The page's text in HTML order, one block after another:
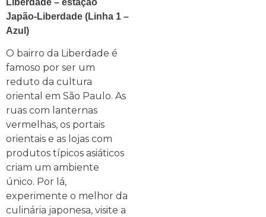
Japão-Liberdade (Linha 1 –
Azul)
O bairro da Liberdade é
famoso por ser um
reduto da cultura
oriental em São Paulo. As
ruas com lanternas
vermelhas, os portais
orientais e as lojas com
produtos típicos asiáticos
criam um ambiente
único. Por lá,
experimente o melhor da
culinária japonesa, visite a